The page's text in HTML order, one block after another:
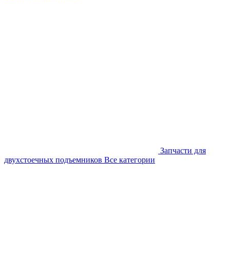
Запчасти для
двухстоечных подъемников Все категории